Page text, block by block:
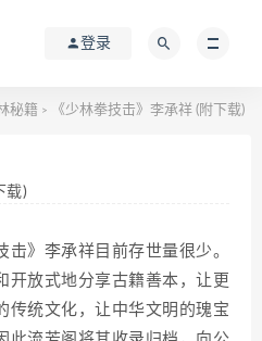
登录
秘籍 > 《少林拳技击》李承祥 (附下载)
载)
击》李承祥目前存世量很少。
开放式地分享古籍善本，让更
传统文化，让中华文明的瑰宝